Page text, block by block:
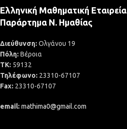
Ελληνική Μαθηματική Εταιρεία
Παράρτημα Ν. Ημαθίας
Διεύθυνση: Ολγάνου 19
Πόλη: Βέροια
ΤΚ: 59132
Τηλέφωνο: 23310-67107
Fax: 23310-67107
email: mathima0@gmail.com